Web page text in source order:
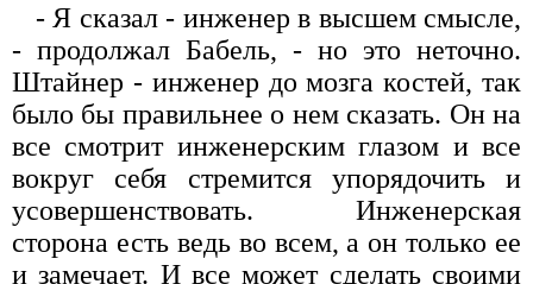
- Я сказал - инженер в высшем смысле,
- продолжал Бабель, - но это неточно.
Штайнер - инженер до мозга костей, так
было бы правильнее о нем сказать. Он на
все смотрит инженерским глазом и все
вокруг себя стремится упорядочить и
усовершенствовать. Инженерская
сторона есть ведь во всем, а он только ее
и замечает. И все может сделать своими